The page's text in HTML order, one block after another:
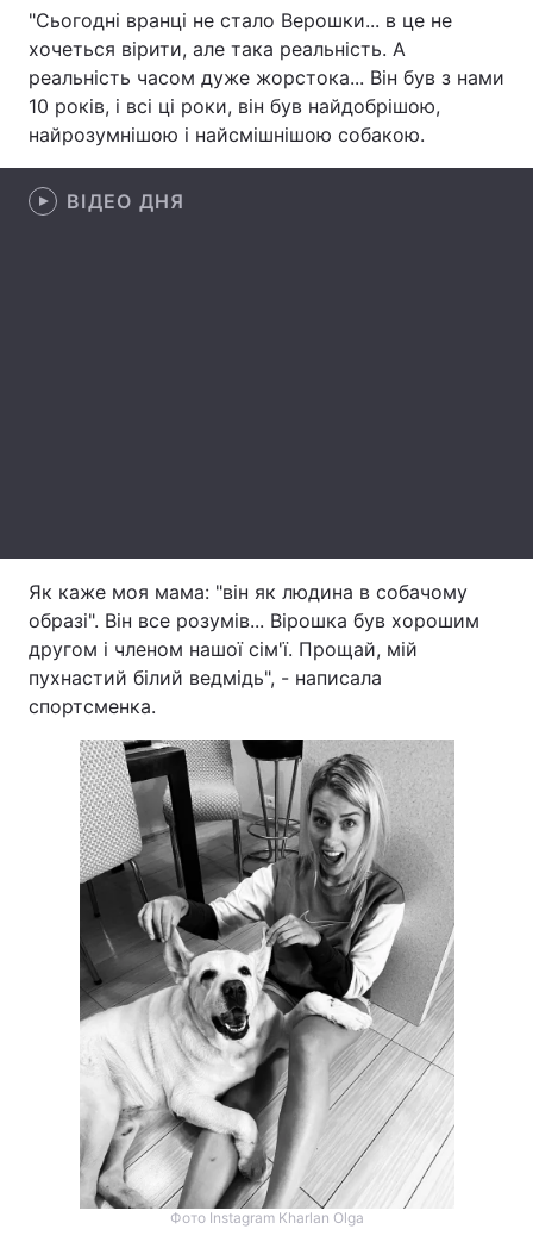
Техно і зв'язок Лайт
Інциденти
Здоров'я Туризм
Цікавинки
Послуги
Тема оформлення
"Сьогодні вранці не стало Верошки... в це не
хочеться вірити, але така реальність. А
реальність часом дуже жорстока... Він був з нами
10 років, і всі ці роки, він був найдобрішою,
найрозумнішою і найсмішнішою собакою.
ВІДЕО ДНЯ
Як каже моя мама: "він як людина в собачому
образі". Він все розумів... Вірошка був хорошим
другом і членом нашої сім'ї. Прощай, мій
пухнастий білий ведмідь", - написала
спортсменка.
Фото Instagram Kharlan Olga